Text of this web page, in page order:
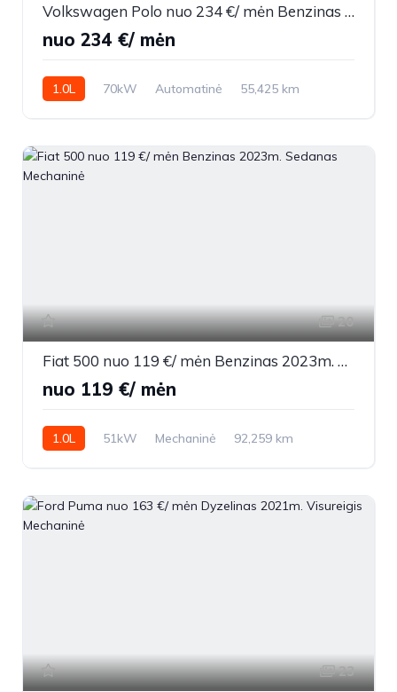
Volkswagen Polo nuo 234 €/ mėn Benzinas 2017m. Sedanas Automatinė
nuo 234 €/ mėn
1.0L 70kW Automatinė
55,425 km
20
Fiat 500 nuo 119 €/ mėn Benzinas 2023m. Sedanas Mechaninė
nuo 119 €/ mėn
1.0L 51kW Mechaninė
92,259 km
23